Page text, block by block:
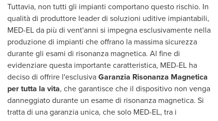
Tuttavia, non tutti gli impianti comportano questo rischio. In
qualità di produttore leader di soluzioni uditive impiantabili,
MED-EL da più di vent'anni si impegna esclusivamente nella
produzione di impianti che offrano la massima sicurezza
durante gli esami di risonanza magnetica. Al fine di
evidenziare questa importante caratteristica, MED-EL ha
deciso di offrire l'esclusivaGaranzia Risonanza Magnetica
per tutta la vita, che garantisce che il dispositivo non venga
danneggiato durante un esame di risonanza magnetica. Si
tratta di una garanzia unica, che solo MED-EL, tra i